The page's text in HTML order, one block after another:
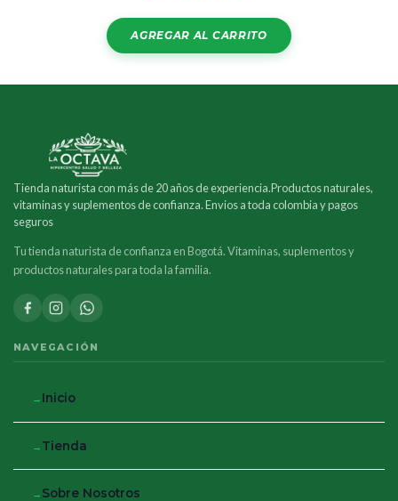
AGREGAR AL CARRITO
Tienda naturista con más de 20 años de experiencia.Productos naturales,
vitaminas y suplementos de confianza. Envios a toda colombia y pagos
seguros
Tu tienda naturista de confianza en Bogotá. Vitaminas, suplementos y
productos naturales para toda la familia.
NAVEGACIÓN
Inicio
Tienda
Sobre Nosotros